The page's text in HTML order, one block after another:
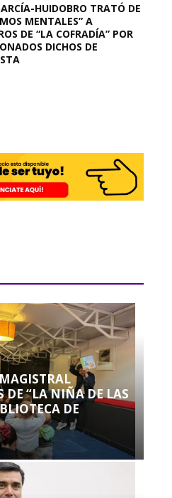
HUIDOBRO TRATÓ DE
MENTALES” A
DE “LA COFRADÍA” POR
DICHOS DE
DE “LA NIÑA DE LAS
DE